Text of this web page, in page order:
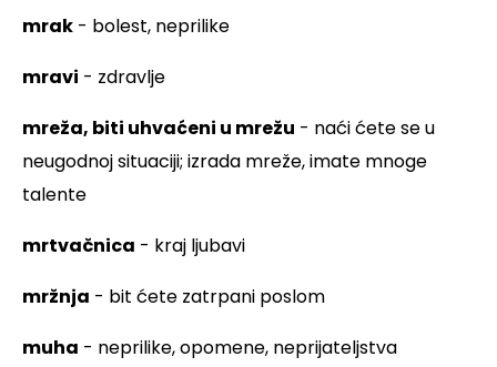
mrak - bolest, neprilike
mravi - zdravlje
mreža, biti uhvaćeni u mrežu - naći ćete se u
neugodnoj situaciji; izrada mreže, imate mnoge
talente
mrtvačnica - kraj ljubavi
mržnja - bit ćete zatrpani poslom
muha - neprilike, opomene, neprijateljstva